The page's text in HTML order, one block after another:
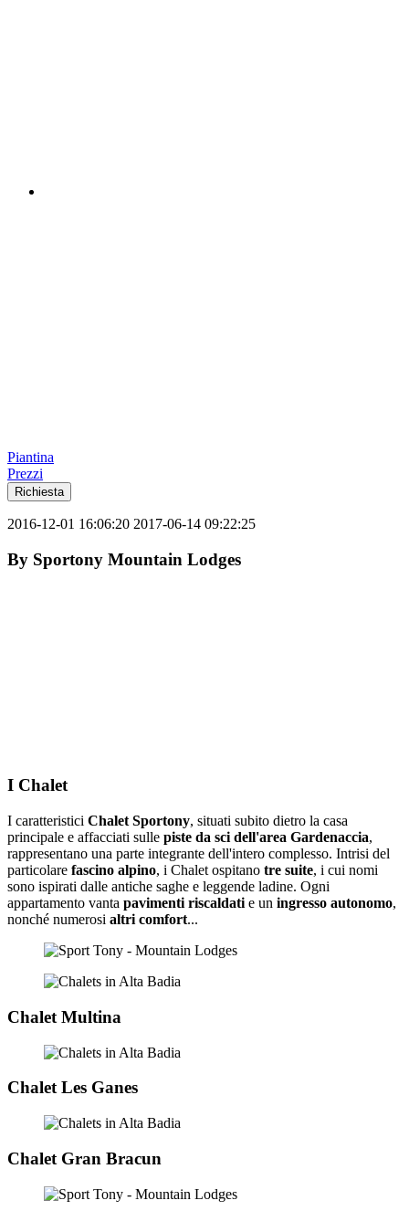
Piantina
Prezzi
Richiesta
2016-12-01 16:06:20 2017-06-14 09:22:25
By Sportony Mountain Lodges
I Chalet
I caratteristici Chalet Sportony, situati subito dietro la casa
principale e affacciati sulle piste da sci dell'area Gardenaccia,
rappresentano una parte integrante dell'intero complesso. Intrisi del
particolare fascino alpino, i Chalet ospitano tre suite, i cui nomi
sono ispirati dalle antiche saghe e leggende ladine. Ogni
appartamento vanta pavimenti riscaldati e un ingresso autonomo,
nonché numerosi altri comfort...
Chalet Multina
Chalet Les Ganes
Chalet Gran Bracun